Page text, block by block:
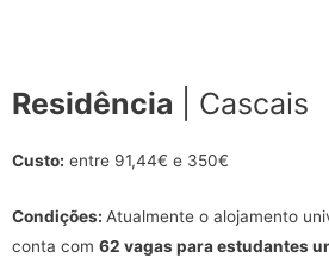
Residência | Cascais
Custo: entre 91,44€ e 350€
Condições: Atualmente o alojamento
conta com 62 vagas para estudantes